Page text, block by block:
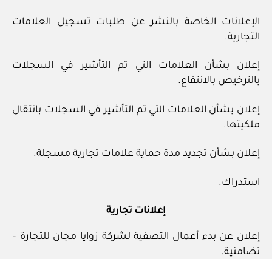
الإعلانات الخاصة بالنشر عن طلبات تسجيل العلامات
التجارية.
إعلان بشأن العلامات التي تم التأشير في السجلات
بالترخيص بالانتفاع.
إعلان بشأن العلامات التي تم التأشير في السجلات بانتقال
ملكيتها.
إعلان بشأن تجديد مدة حماية علامات تجارية مسجلة.
استدراك.
إعلانات تجارية
إعلان عن بدء أعمال التصفية لشركة زوايا مجان للتجارة –
تضامنية.